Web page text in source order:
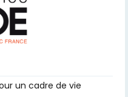
un cadre de vie